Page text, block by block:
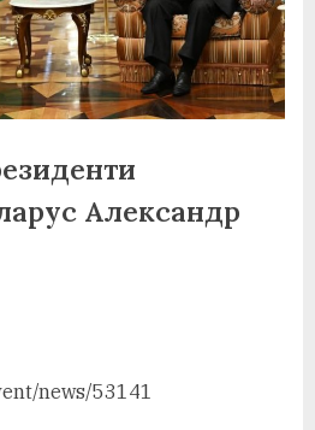
а
н
о
и
Александр
news/53141